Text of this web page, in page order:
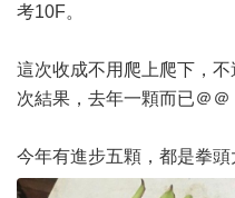
考10F。
這次收成不用爬上爬下，
次結果，去年一顆而已＠＠
今年有進步五顆，都是拳頭